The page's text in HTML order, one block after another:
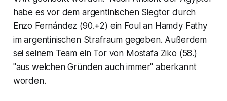
habe es vor dem argentinischen Siegtor durch
Enzo Fernández (90.+2) ein Foul an Hamdy Fathy
im argentinischen Strafraum gegeben. Außerdem
sei seinem Team ein Tor von Mostafa Ziko (58.)
"aus welchen Gründen auch immer" aberkannt
worden.